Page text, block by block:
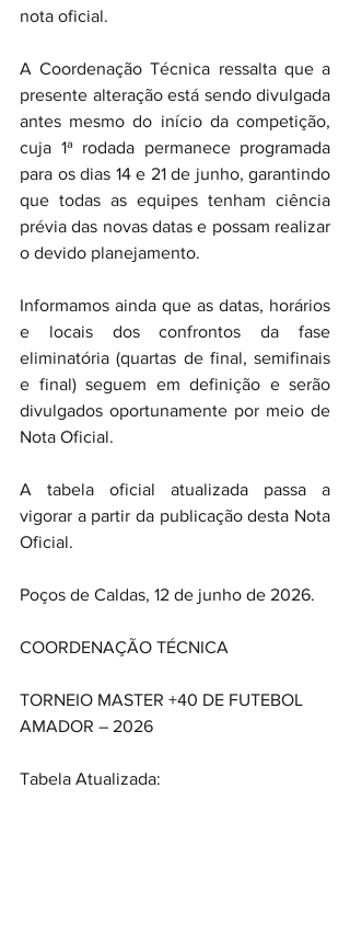
nota oficial.
A Coordenação Técnica ressalta que a
presente alteração está sendo divulgada
antes mesmo do início da competição,
cuja 1ª rodada permanece programada
para os dias 14 e 21 de junho, garantindo
que todas as equipes tenham ciência
prévia das novas datas e possam realizar
o devido planejamento.
Informamos ainda que as datas, horários
e locais dos confrontos da fase
eliminatória (quartas de final, semifinais
e final) seguem em definição e serão
divulgados oportunamente por meio de
Nota Oficial.
A tabela oficial atualizada passa a
vigorar a partir da publicação desta Nota
Oficial.
Poços de Caldas, 12 de junho de 2026.
COORDENAÇÃO TÉCNICA
TORNEIO MASTER +40 DE FUTEBOL
AMADOR – 2026
Tabela Atualizada: